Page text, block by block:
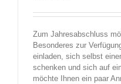
Zum Jahresabschluss
Besonderes zur
einladen, sich selbst
schenken und sich auf
möchte Ihnen ein paar